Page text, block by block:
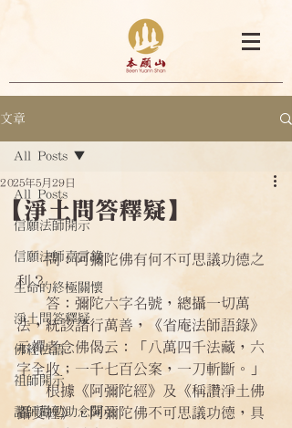
文章
All Posts
信願法師開示
信願法師嘉言錄
生命的終極關懷
淨土問答釋疑
佛經法語
祖師開示
諸師勸勉助念開示
All Posts
【淨土問答釋疑】
2025年5月29日
    問：阿彌陀佛有何不可思議功德之
利？
    答：彌陀六字名號，總攝一切萬
法，統該諸行萬善，《省庵法師語錄》
示禪者念佛偈云：「八萬四千法藏，六
字全收；一千七百公案，一刀斬斷。」
    根據《阿彌陀經》及《稱讚淨土佛
攝受經》，阿彌陀佛不可思議功德，具